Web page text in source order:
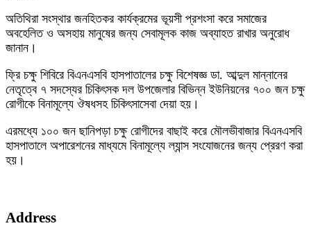
অতিথিরা সংস্থার জনহিতকর কার্যক্রমের ভূয়সী প্রশংসা করে সমাজের
অবহেলিত ও অসহায় মানুষের জন্য সেবামূলক কাজ অব্যাহত রাখার অনুরোধ
জানান।
ফ্রি চক্ষু শিবিরে বিএনএসবি হাসপাতালের চক্ষু বিশেষজ্ঞ ডা. আব্দুল মান্নানের
নেতৃত্বে ৭ সদস্যের চিকিৎসক দল উপজেলার বিভিন্ন ইউনিয়নের ৭০০ জন চক্ষু
রোগীকে বিনামূল্যে ঔষধসহ চিকিৎসাসেবা দেয়া হয়।
এরমধ্যে ১০০ জন ছানিপড়া চক্ষু রোগীদের বাছাই করে মৌলভীবাজার বিএনএসবি
হাসপাতালে অপারেশনের মাধ্যমে বিনামূল্যে ল্যান্স সংযোজনের জন্য প্রেরণ করা
হয়।
Address